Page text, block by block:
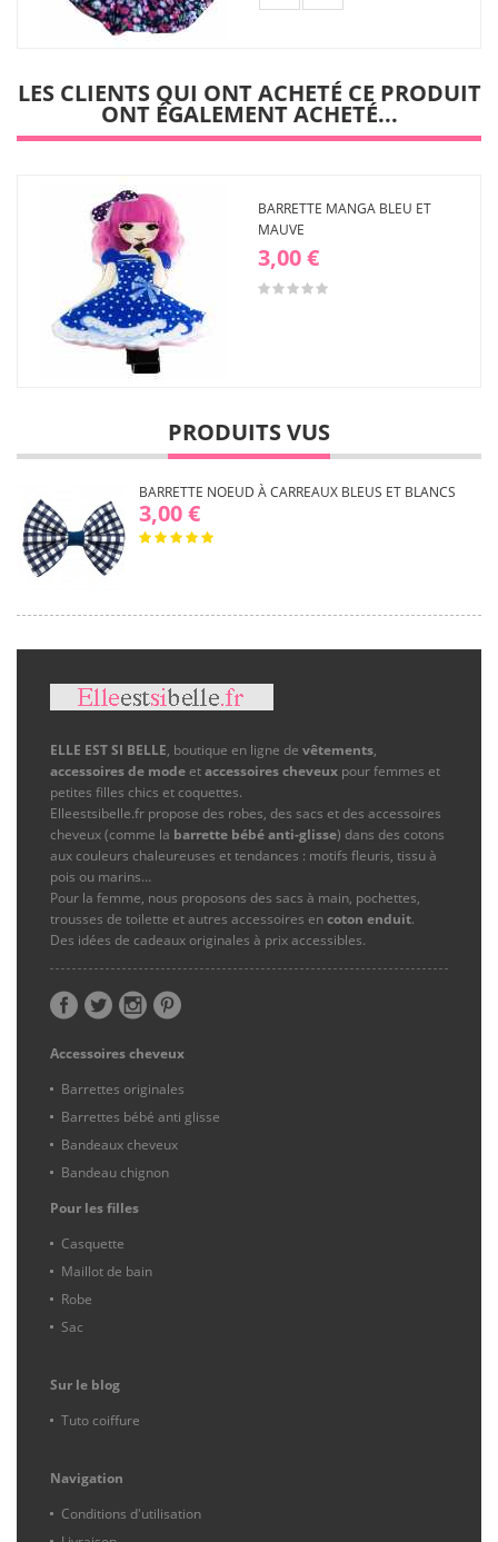
d'envies
LES CLIENTS QUI ONT ACHETÉ CE PRODUIT
ONT ÉGALEMENT ACHETÉ...
BARRETTE MANGA BLEU ET
MAUVE
3,00 €
PRODUITS VUS
BARRETTE NOEUD À CARREAUX BLEUS ET BLANCS
3,00 €
ELLE EST SI BELLE, boutique en ligne de vêtements,
accessoires de mode etaccessoires cheveux pour femmes et
petites filles chics et coquettes.
Elleestsibelle.fr propose des robes, des sacs et des accessoires
cheveux (comme la barrette bébé anti-glisse) dans des cotons
aux couleurs chaleureuses et tendances : motifs fleuris, tissu à
pois ou marins…
Pour la femme, nous proposons des sacs à main, pochettes,
trousses de toilette et autres accessoires encoton enduit.
Des idées de cadeaux originales à prix accessibles.
Accessoires cheveux
Barrettes originales
Barrettes bébé anti glisse
Bandeaux cheveux
Bandeau chignon
Pour les filles
Casquette
Maillot de bain
Robe
Sac
Sur le blog
Tuto coiffure
Navigation
Conditions d'utilisation